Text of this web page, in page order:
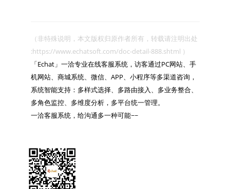
（非特殊说明，本文版权归原作者所有，转载请注明出处
:https://www.echatsoft.com/doc-detail-888.shtml ）
「Echat」一洽专业在线客服系统，访客通过PC网站、手
机网站、商城系统、微信、APP、小程序等多渠道咨询，
系统智能支持：多样式选择、多路由接入、多业务整合、
多角色监控、多维度分析，多平台统一管理。
一洽客服系统，给沟通多一种可能~~